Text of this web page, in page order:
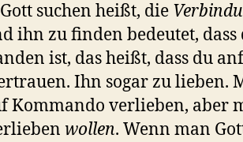
suchen heißt, die
ihn zu finden bedeutet, dass
ist, das heißt, dass du
Ihn sogar zu lieben.
Kommando verlieben, aber
wollen. Wenn man